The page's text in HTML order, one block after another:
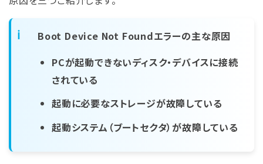
Boot Device Not Foundエラーの主な原因
PCが起動できないディスク・デバイスに接続
されている
起動に必要なストレージが故障している
起動システム（ブートセクタ）が故障している